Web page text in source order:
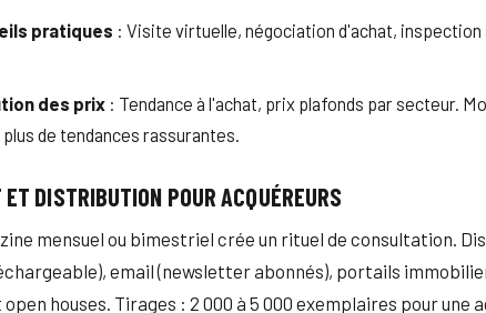
pratiques : Visite virtuelle, négociation d'achat, inspection
des prix : Tendance à l'achat, prix plafonds par secteur.
de tendances rassurantes.
ET DISTRIBUTION POUR ACQUÉREURS
mensuel ou bimestriel crée un rituel de consultation.
email (newsletter abonnés), portails
houses. Tirages : 2 000 à 5 000 exemplaires pour une